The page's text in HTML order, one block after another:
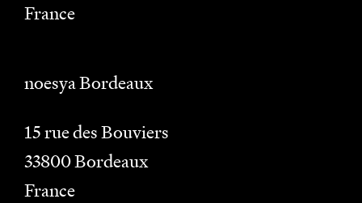
France
noesya Bordeaux
15 rue des Bouviers
33800Bordeaux
France